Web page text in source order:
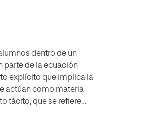
dentro de un
parte de la ecuación
explícito que implica la
actúan como materia
tácito, que se refiere
por último, el